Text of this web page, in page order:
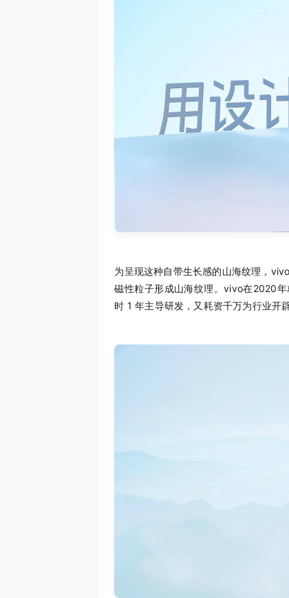
为呈现这种自带生长感的山海纹理，
磁性粒子形成山海纹理。vivo在2020
时 1 年主导研发，又耗资千万为行业开